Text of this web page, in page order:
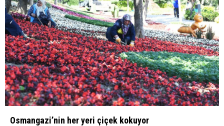
Osmangazi’nin her yeri çiçek kokuyor